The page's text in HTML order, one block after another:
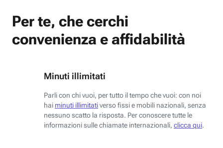
Per te, che cerchi
convenienza e affidabilità
Minuti illimitati
Parli con chi vuoi, per tutto il tempo che vuoi: con noi
hai minuti illimitativerso fissi e mobili nazionali, senza
nessuno scatto la risposta. Per conoscere tutte le
informazioni sulle chiamate internazionali, clicca qui.